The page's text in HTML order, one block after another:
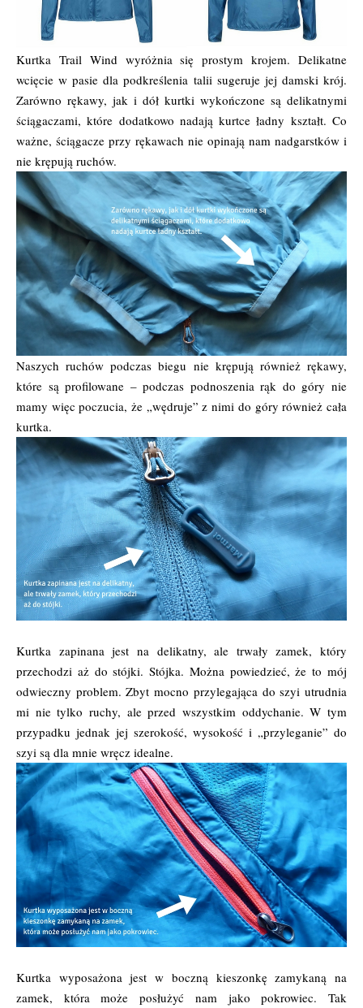
Kurtka Trail Wind wyróżnia się prostym krojem. Delikatne
wcięcie w pasie dla podkreślenia talii sugeruje jej damski krój.
Zarówno rękawy, jak i dół kurtki wykończone są delikatnymi
ściągaczami, które dodatkowo nadają kurtce ładny kształt. Co
ważne, ściągacze przy rękawach nie opinają nam nadgarstków i
nie krępują ruchów.
Naszych ruchów podczas biegu nie krępują również rękawy,
które są profilowane – podczas podnoszenia rąk do góry nie
mamy więc poczucia, że „wędruje” z nimi do góry również cała
kurtka.
Kurtka zapinana jest na delikatny, ale trwały zamek, który
przechodzi aż do stójki. Stójka. Można powiedzieć, że to mój
odwieczny problem. Zbyt mocno przylegająca do szyi utrudnia
mi nie tylko ruchy, ale przed wszystkim oddychanie. W tym
przypadku jednak jej szerokość, wysokość i „przyleganie” do
szyi są dla mnie wręcz idealne.
Kurtka wyposażona jest w boczną kieszonkę zamykaną na
zamek, która może posłużyć nam jako pokrowiec. Tak